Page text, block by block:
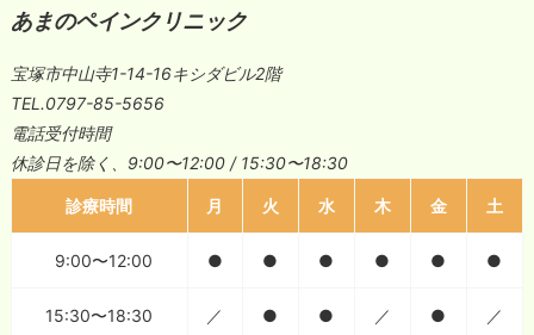
あまのペインクリニック
宝塚市中山寺1-14-16キシダビル2階
TEL.0797-85-5656
電話受付時間
休診日を除く、9:00〜12:00 / 15:30〜18:30
診療時間 月 火 水 木 金 土
9:00〜12:00 ● ● ● ● ● ●
15:30〜18:30 ／ ● ● ／ ● ／